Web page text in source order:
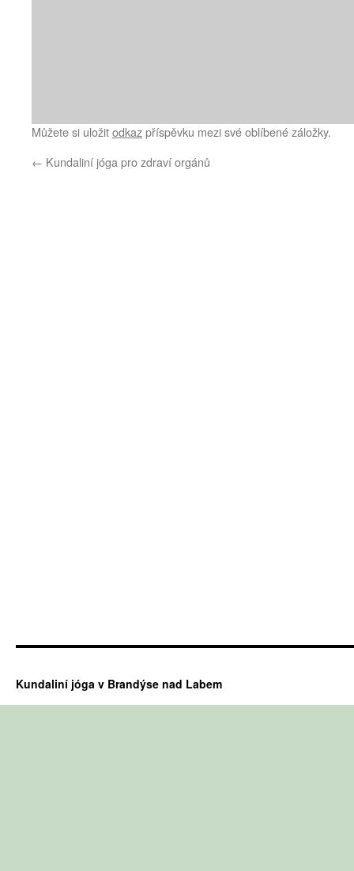
Můžete si uložitodkazpříspěvku mezi své oblíbené záložky.
← Kundaliní jóga pro zdraví orgánů
Kundaliní jóga v Brandýse nad Labem